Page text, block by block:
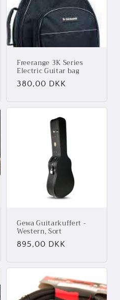
Freerange 3K Series
Electric Guitar bag
Normalpris
380,00 DKK
Gewa Guitarkuffert -
Western, Sort
Normalpris
895,00 DKK